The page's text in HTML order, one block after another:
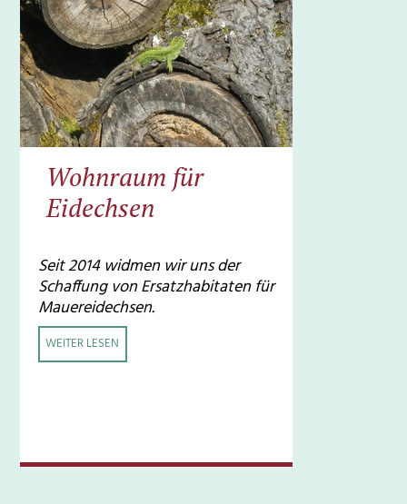
Wohnraum für
Eidechsen
Seit 2014 widmen wir uns der
Schaffung von Ersatzhabitaten für
Mauereidechsen.
WEITER LESEN